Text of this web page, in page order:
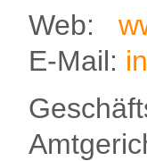
Web:
E-Mail: